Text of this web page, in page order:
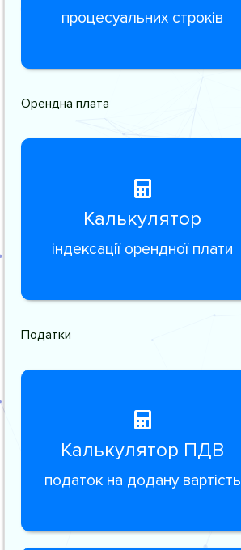
процесуальних строків
Орендна плата
Калькулятор
індексації орендної плати
Податки
Калькулятор ПДВ
податок на додану вартість